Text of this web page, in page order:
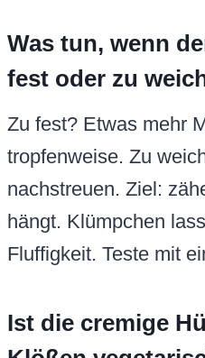
Was tun, wenn
fest oder zu
Zu fest? Etwas mehr
tropfenweise. Zu
nachstreuen. Ziel:
hängt. Klümpchen
Fluffigkeit. Teste mit
Ist die cremige